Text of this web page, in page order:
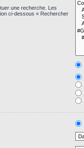
une recherche. Les
ci-dessous « Rechercher